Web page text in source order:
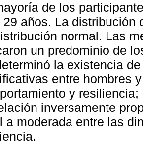
de los
29 años. La distribución
normal. Las
un predominio de
la existencia
entre hombres
y
inversamente
a moderada entre las